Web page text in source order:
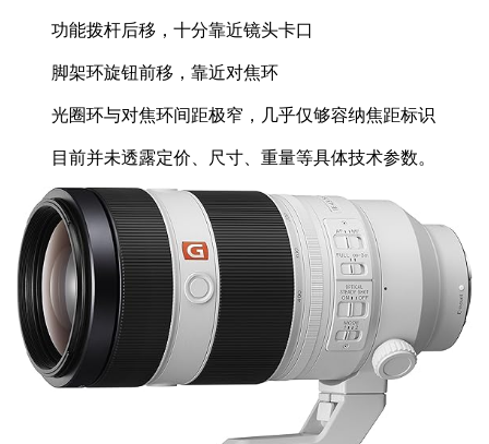
功能拨杆后移，十分靠近镜头卡口
脚架环旋钮前移，靠近对焦环
光圈环与对焦环间距极窄，几乎仅够容纳焦距标识
目前并未透露定价、尺寸、重量等具体技术参数。